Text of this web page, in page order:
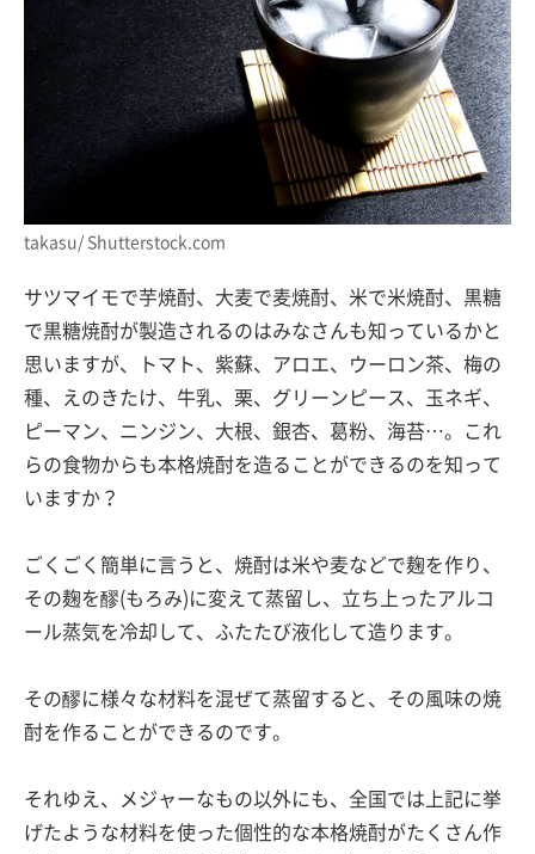
takasu/ Shutterstock.com
サツマイモで芋焼酎、大麦で麦焼酎、米で米焼酎、黒糖
で黒糖焼酎が製造されるのはみなさんも知っているかと
思いますが、トマト、紫蘇、アロエ、ウーロン茶、梅の
種、えのきたけ、牛乳、栗、グリーンピース、玉ネギ、
ピーマン、ニンジン、大根、銀杏、葛粉、海苔…。これ
らの食物からも本格焼酎を造ることができるのを知って
いますか？
ごくごく簡単に言うと、焼酎は米や麦などで麹を作り、
その麹を醪(もろみ)に変えて蒸留し、立ち上ったアルコ
ール蒸気を冷却して、ふたたび液化して造ります。
その醪に様々な材料を混ぜて蒸留すると、その風味の焼
酎を作ることができるのです。
それゆえ、メジャーなもの以外にも、全国では上記に挙
げたような材料を使った個性的な本格焼酎がたくさん作